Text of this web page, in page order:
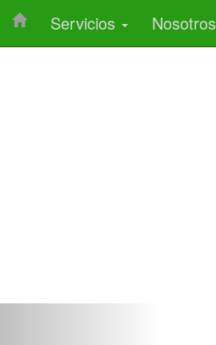
Servicios Nosotros